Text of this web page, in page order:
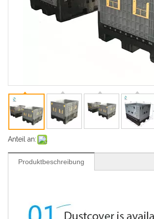
Anteil an:
Produktbeschreibung